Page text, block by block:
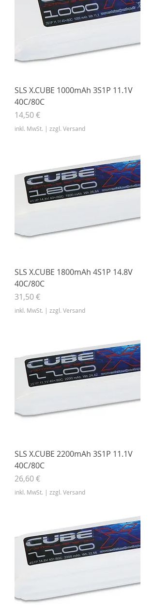
SLS X.CUBE 1000mAh 3S1P 11.1V
40C/80C
Preis
14,50 €
inkl. MwSt. | zzgl. Versand
SLS X.CUBE 1800mAh 4S1P 14.8V
40C/80C
Preis
31,50 €
inkl. MwSt. | zzgl. Versand
SLS X.CUBE 2200mAh 3S1P 11.1V
40C/80C
Preis
26,60 €
inkl. MwSt. | zzgl. Versand